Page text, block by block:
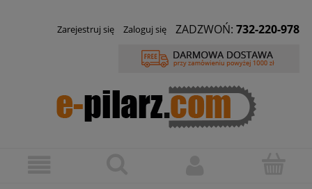
Zarejestruj się Zaloguj się ZADZWOŃ: 732-220-978